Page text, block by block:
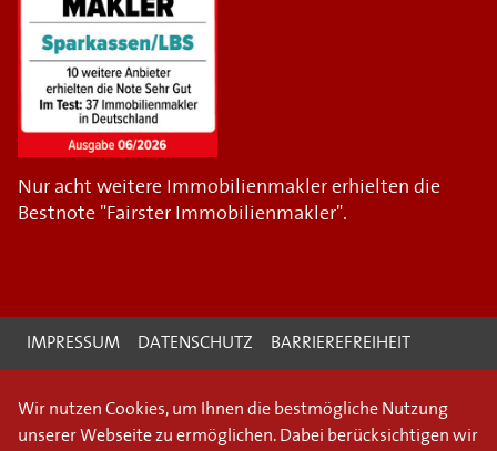
Nur acht weitere Immobilienmakler erhielten die
Bestnote "Fairster Immobilienmakler".
IMPRESSUM DATENSCHUTZ BARRIEREFREIHEIT
Wir nutzen Cookies, um Ihnen die bestmögliche Nutzung
unserer Webseite zu ermöglichen. Dabei berücksichtigen wir